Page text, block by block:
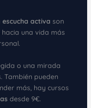
escucha activa son
una vida más
o una mirada
También pueden
más, hay cursos
desde 9€.